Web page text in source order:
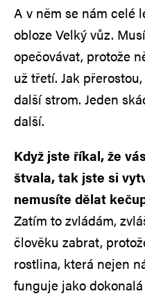
A v něm se nám celé
obloze Velký vůz.
opečovávat, protože
už třetí. Jak
další strom. Jeden
další.
Když jste říkal, že
štvala, tak jste si
nemusíte dělat
Zatím to zvládám,
člověku zabrat,
rostlina, která nejen
funguje jako